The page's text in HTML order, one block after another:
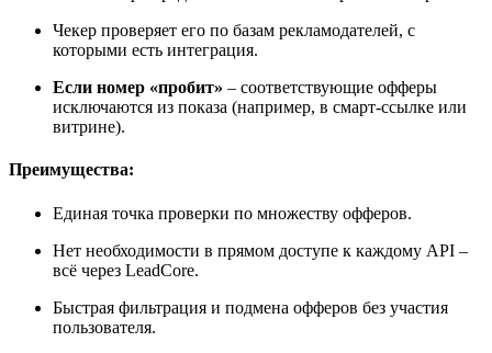
Чекер проверяет его по базам рекламодателей, с
которыми есть интеграция.
Если номер «пробит» – соответствующие офферы
исключаются из показа (например, в смарт-ссылке или
витрине).
Преимущества:
Единая точка проверки по множеству офферов.
Нет необходимости в прямом доступе к каждому API –
всё через LeadCore.
Быстрая фильтрация и подмена офферов без участия
пользователя.